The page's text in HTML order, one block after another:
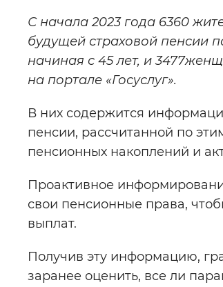
Изображения:
Звуковой ассистент
Вернуть
С начала 2023 года 6360
будущей страховой пенсии
начиная с 45 лет, и
на портале «Госуслуг».
В них содержится
пенсии, рассчитанной по
пенсионных накоплений и
Проактивное
свои пенсионные права,
выплат.
Получив эту информацию,
заранее оценить, все ли